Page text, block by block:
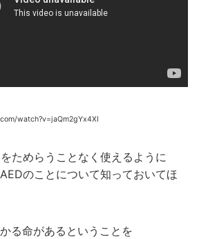
watch?v=jaQm2gYx4XI
ためらうことなく使えるように
のことについて知っておいてほ
る命があるということを